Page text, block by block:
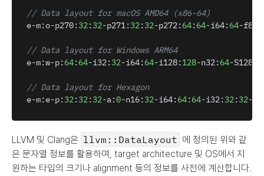
// Data layout for macOS AMD64 (x86-64)
e-m: o-p270: 32: 32-p271: 32: 32-p272: 64: 64-i64: 64-f80
// Data layout for Windows ARM64
e-m:w-p: 64: 64-i32: 32-i64: 64-i128: 128-n32: 64-S128
// Data layout for Hexagon
e-m: e-p: 32: 32: 32-a:0-n16: 32-i64: 64: 64-i32: 32: 32-
LLVM 및 Clang은 llvm::DataLayout 에 정의된 위와 같
은 문자열 정보를 활용하여, target architecture 및 OS에서 지
원하는 타입의 크기나 alignment 등의 정보를 사전에 계산합니다.